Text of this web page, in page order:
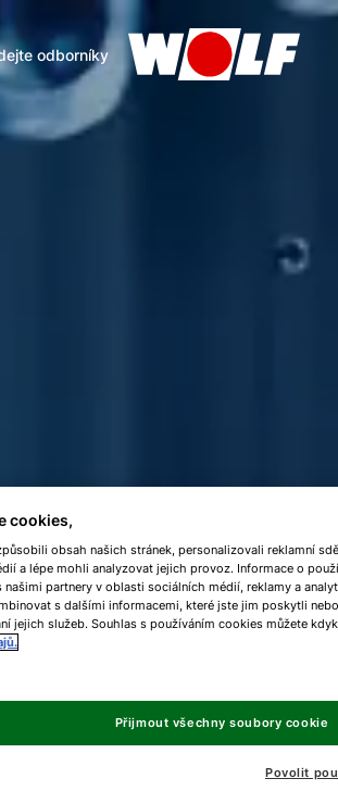
odborníky
cookies,
obsah našich stránek, personalizovali reklamní
a lépe mohli analyzovat jejich provoz. Informace o
našimi partnery v oblasti sociálních médií, reklamy a
s dalšími informacemi, které jste jim poskytli
jejich služeb. Souhlas s používáním cookies můžete
Povolit
Přijmout všechny soubory cookie